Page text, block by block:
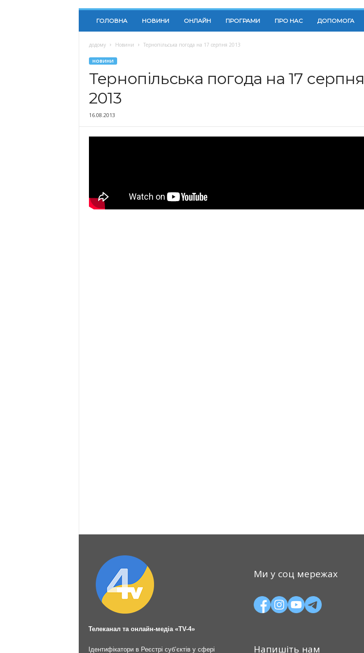
ГОЛОВНА НОВИНИ ОНЛАЙН ПРОГРАМИ ПРО НАС ДОПОМОГА
додому Новини Тернопільська погода на 17 серпня 2013
НОВИНИ
Тернопільська погода на 17 серпня
2013
16.08.2013
Телеканал та онлайн-медіа «TV-4»
Ідентифікатори в Реєстрі суб’єктів у сфері
Ми у соц мережах
Напишіть нам